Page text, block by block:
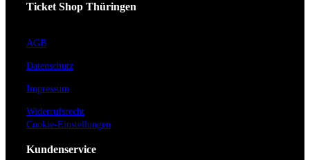
Ticket Shop Thüringen
AGB
Datenschutz
Impressum
Widerrufsrecht
Cookie-Einstellungen
Kundenservice